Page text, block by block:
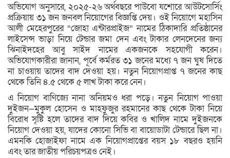
অভিযোগ অনুসারে, ২০২৫-২৬ অর্থবছরে পাউবো যশোরে আউটসোর্সিং
প্রক্রিয়ায় ৩১ জন জনবল নিয়োগের বিজ্ঞপ্তি দেয়। ওই নিয়োগে মহাসিন
আলী মেহেরপুরের “জোহা এন্টারপ্রাইজ” নামের ঠিকাদারি প্রতিষ্ঠানের
লাইসেন্স ভাড়া নিয়ে টেন্ডার জমা দেন এবং টাকার লেনদেনের জন্য
ঝিনাইদহের আবু সাইদ নামের একজনকে সহযোগী করেন।
অভিযোগকারীরা জানান, পূর্বে কর্মরত ৩১ জনের মধ্যে ৭ জন ঘুষ দিতে
না চাওয়ায় তাদের বাদ দেওয়া হয়। নতুন নিয়োগপ্রাপ্ত ৭ জনের কাছ
থেকে তিনি ৪.৫ থেকে ৫ লাখ টাকা করে নেন।
এ নিয়োগ বাণিজ্যে নানা অনিয়মও ধরা পড়ে। নতুন নিয়োগ পাওয়া
দুইজন—মুকুল হোসেন ও মাহফুজুর রহমানের কাছ থেকে টাকা নিয়ে
বিরোধ সৃষ্টি হলে তাদের বাদ দিয়ে কবির ও খালিদ নামে দুইজনকে
নিয়োগ দেওয়া হয়, যাদের কোনো সিভি বা বায়োডাটা টেন্ডারে ছিল না।
এমনকি হোজাইফা নামে এক নিয়োগপ্রাপ্তের বয়স ১৮ বছরও হয়নি
এবং তার জাতীয় পরিচয়পত্রও নেই।